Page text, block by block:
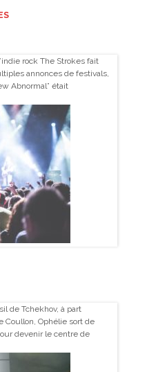
rock The Strokes fait
annonces de festivals,
Abnormal” était
de Tchekhov, à part
Coullon, Ophélie sort de
devenir le centre de